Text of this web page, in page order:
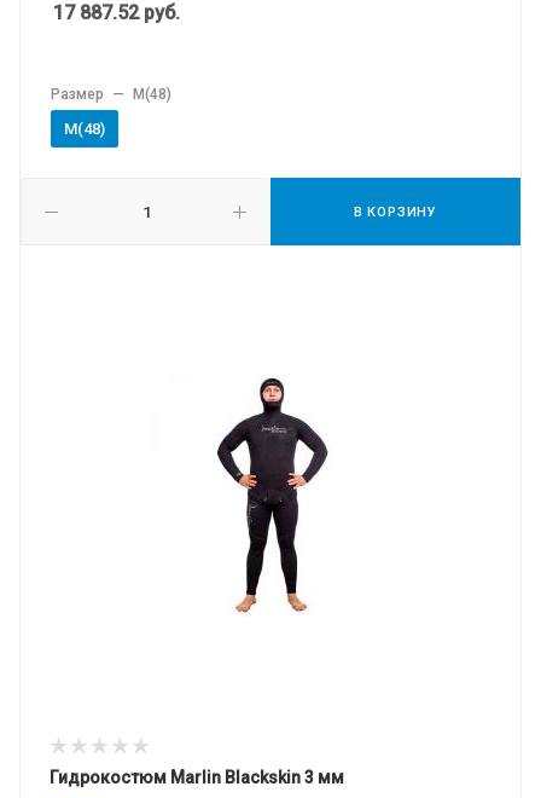
17 887.52руб.
В КОРЗИНУ
Размер — M(48)
M(48)
Гидрокостюм Marlin Blackskin 3 мм